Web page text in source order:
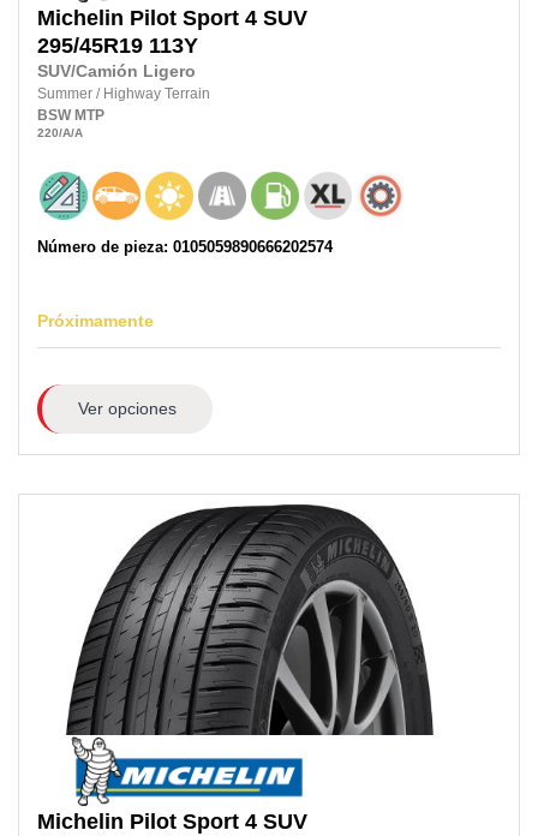
Michelin Pilot Sport 4 SUV
295/45R19 113Y
SUV/Camión Ligero
Summer / Highway Terrain
BSW MTP
220/A/A
Número de pieza: 0105059890666202574
Próximamente
Ver opciones
Michelin Pilot Sport 4 SUV